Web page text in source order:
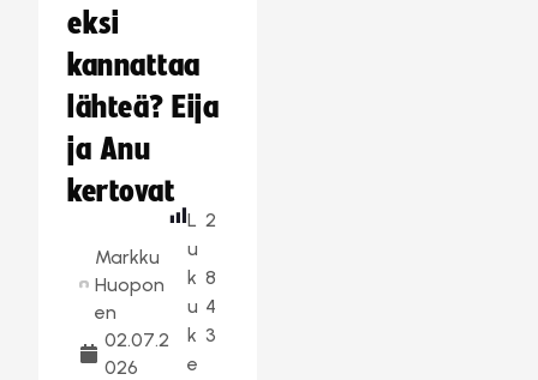
eksi
kannattaa
lähteä? Eija
ja Anu
kertovat
Markku
Huopon
en
02.07.2
026
L
u
k
u
k
e
2
8
4
3